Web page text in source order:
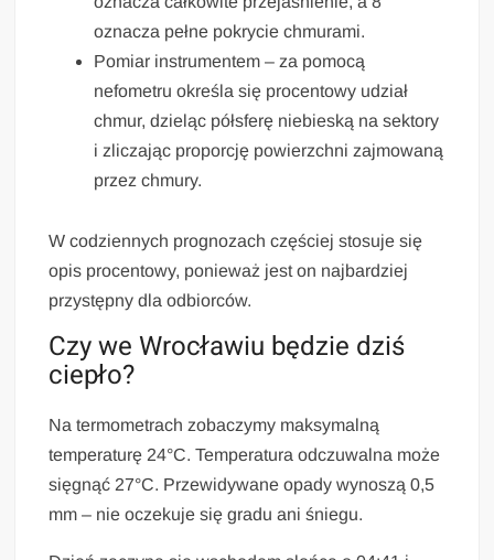
oznacza pełne pokrycie chmurami.
Pomiar instrumentem – za pomocą
nefometru określa się procentowy udział
chmur, dzieląc półsferę niebieską na sektory
i zliczając proporcję powierzchni zajmowaną
przez chmury.
W codziennych prognozach częściej stosuje się
opis procentowy, ponieważ jest on najbardziej
przystępny dla odbiorców.
Czy we Wrocławiu będzie dziś
ciepło?
Na termometrach zobaczymy maksymalną
temperaturę 24°C. Temperatura odczuwalna może
sięgnąć 27°C. Przewidywane opady wynoszą 0,5
mm – nie oczekuje się gradu ani śniegu.